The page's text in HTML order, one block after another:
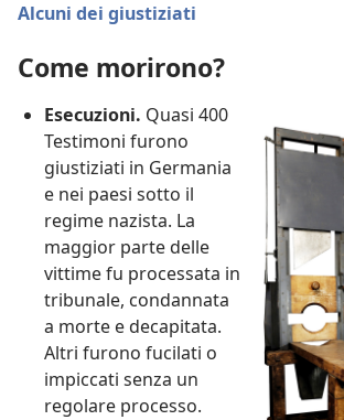
Alcuni dei giustiziati
Come morirono?
Esecuzioni. Quasi 400
Testimoni furono
giustiziati in Germania
e nei paesi sotto il
regime nazista. La
maggior parte delle
vittime fu processata in
tribunale, condannata
a morte e decapitata.
Altri furono fucilati o
impiccati senza un
regolare processo.